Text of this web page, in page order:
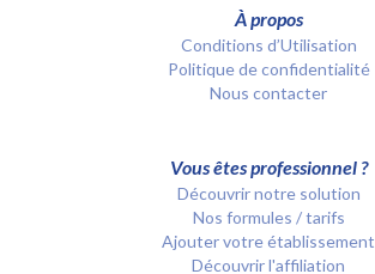
À propos
Conditions d’Utilisation
Politique de confidentialité
Nous contacter
Vous êtes professionnel ?
Découvrir notre solution
Nos formules / tarifs
Ajouter votre établissement
Découvrir l'affiliation